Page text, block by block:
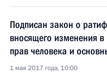
Подписан закон о
вносящего изменения
прав человека и
1 мая 2017 года, 10:00